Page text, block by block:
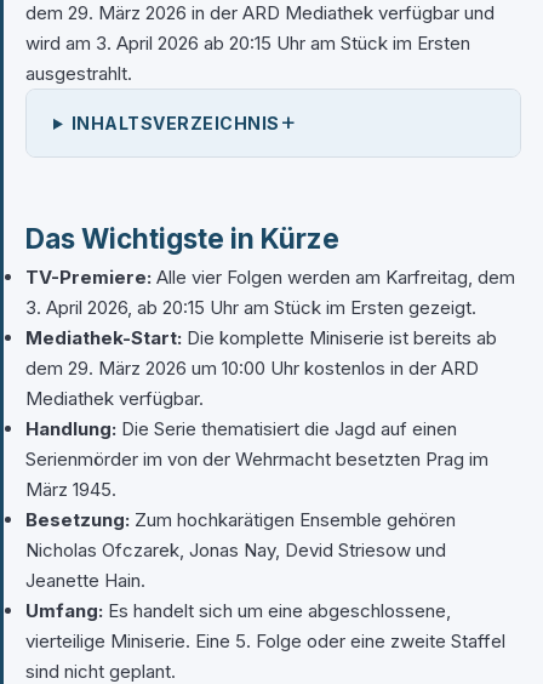
dem 29. März 2026 in der ARD Mediathek verfügbar und
wird am 3. April 2026 ab 20:15 Uhr am Stück im Ersten
ausgestrahlt.
INHALTSVERZEICHNIS +
Das Wichtigste in Kürze
TV-Premiere: Alle vier Folgen werden am Karfreitag, dem
3. April 2026, ab 20:15 Uhr am Stück im Ersten gezeigt.
Mediathek-Start: Die komplette Miniserie ist bereits ab
dem 29. März 2026 um 10:00 Uhr kostenlos in der ARD
Mediathek verfügbar.
Handlung: Die Serie thematisiert die Jagd auf einen
Serienmörder im von der Wehrmacht besetzten Prag im
März 1945.
Besetzung: Zum hochkarätigen Ensemble gehören
Nicholas Ofczarek, Jonas Nay, Devid Striesow und
Jeanette Hain.
Umfang: Es handelt sich um eine abgeschlossene,
vierteilige Miniserie. Eine 5. Folge oder eine zweite Staffel
sind nicht geplant.